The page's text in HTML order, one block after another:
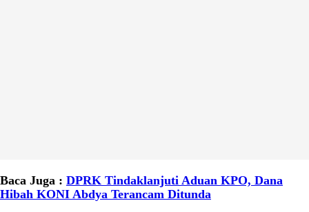
Baca Juga : DPRK Tindaklanjuti Aduan KPO, Dana
Hibah KONI Abdya Terancam Ditunda